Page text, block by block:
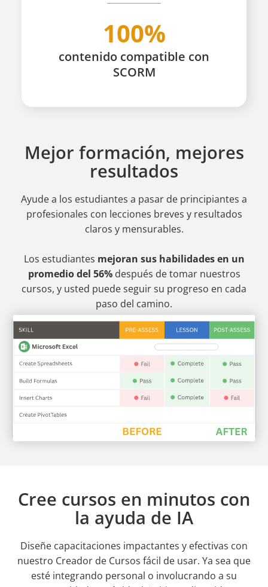
100%
contenido compatible con
SCORM
Mejor formación, mejores
resultados
Ayude a los estudiantes a pasar de principiantes a
profesionales con lecciones breves y resultados
claros y mensurables.
Los estudiantes mejoran sus habilidades en un
promedio del 56%después de tomar nuestros
cursos, y usted puede seguir su progreso en cada
paso del camino.
Cree cursos en minutos con
la ayuda de IA
Diseñe capacitaciones impactantes y efectivas con
nuestro Creador de Cursos fácil de usar. Ya sea que
esté integrando personal o involucrando a su